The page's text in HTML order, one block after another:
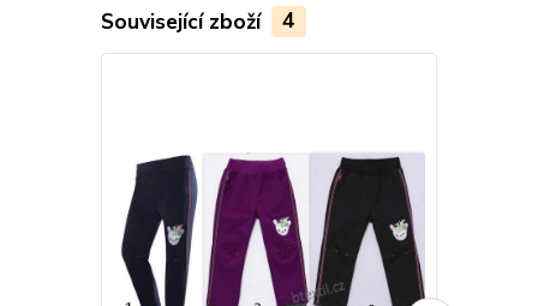
Související zboží 4